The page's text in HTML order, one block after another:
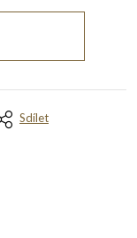
Sdílet